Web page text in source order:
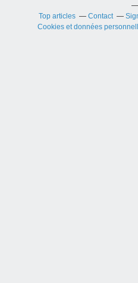
Top articles Contact
Cookies et données